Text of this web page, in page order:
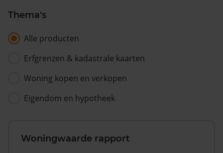
Thema's
Alle producten
Erfgrenzen & kadastrale kaarten
Woning kopen en verkopen
Eigendom en hypotheek
Woningwaarde rapport